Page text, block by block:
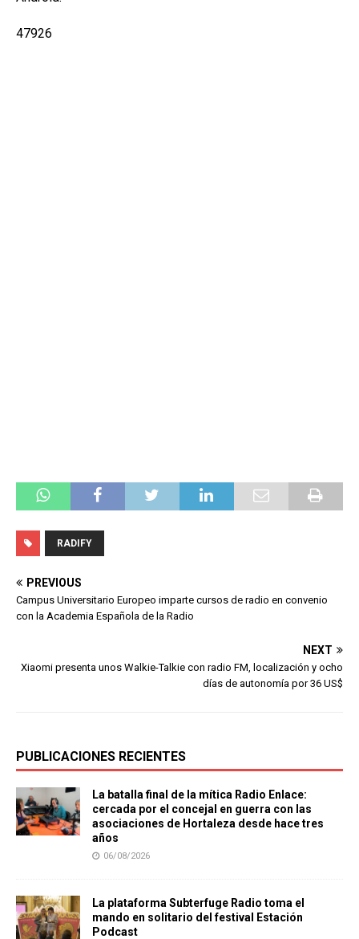
47926
RADIFY
PREVIOUS
Campus Universitario Europeo imparte cursos de radio en convenio
con la Academia Española de la Radio
NEXT
Xiaomi presenta unos Walkie-Talkie con radio FM, localización y ocho
días de autonomía por 36 US$
PUBLICACIONES RECIENTES
La batalla final de la mítica Radio Enlace:
cercada por el concejal en guerra con las
asociaciones de Hortaleza desde hace tres
años
06/08/2026
La plataforma Subterfuge Radio toma el
mando en solitario del festival Estación
Podcast